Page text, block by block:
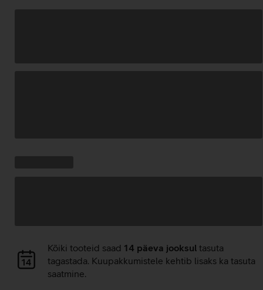
Andmete
laadimine
Kõiki tooteid saad 14 päeva jooksul tasuta
tagastada. Kuupakkumistele kehtib lisaks ka tasuta
saatmine.